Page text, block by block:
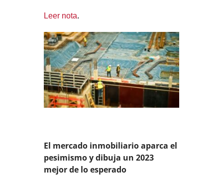
Leer nota.
El mercado inmobiliario aparca el
pesimismo y dibuja un 2023
mejor de lo esperado